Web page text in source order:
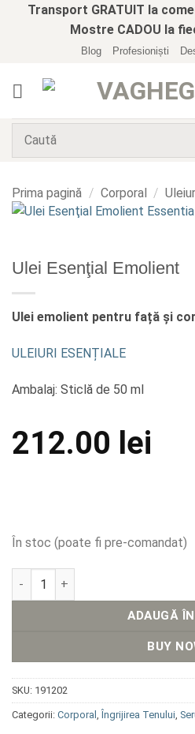
Transport GRATUIT la
Mostre CADOU la
Blog Profesioniști
Prima pagină / Corporal /
Ulei Esenţial Emolient
Ulei emolient pentru față și
ULEIURI ESENȚIALE
Ambalaj: Sticlă de 50 ml
212.00 lei
În stoc (poate fi pre-comandat)
Cantitate Ulei Esenţial Emolient
ADAUGĂ
BUY
SKU: 191202
Categorii: Corporal , Îngrijirea Tenului,